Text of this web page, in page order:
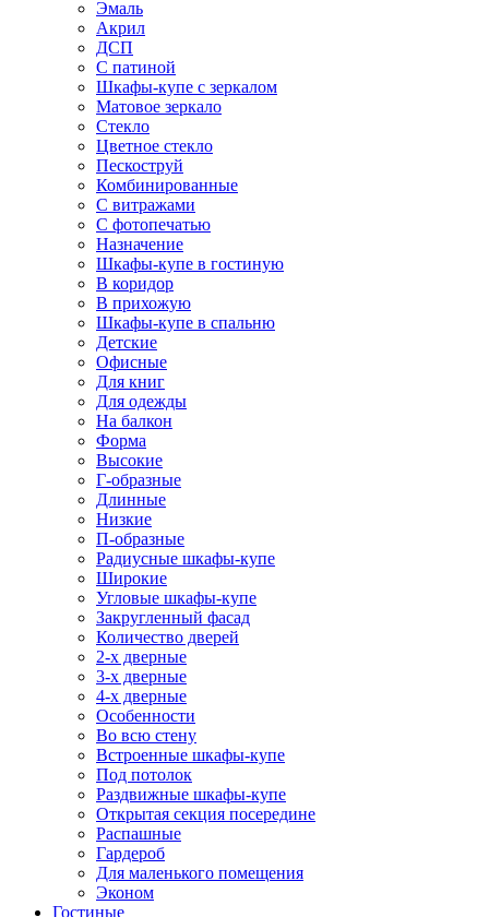
Эмаль
Акрил
ДСП
С патиной
Шкафы-купе с зеркалом
Матовое зеркало
Стекло
Цветное стекло
Пескоструй
Комбинированные
С витражами
С фотопечатью
Назначение
Шкафы-купе в гостиную
В коридор
В прихожую
Шкафы-купе в спальню
Детские
Офисные
Для книг
Для одежды
На балкон
Форма
Высокие
Г-образные
Длинные
Низкие
П-образные
Радиусные шкафы-купе
Широкие
Угловые шкафы-купе
Закругленный фасад
Количество дверей
2-х дверные
3-х дверные
4-х дверные
Особенности
Во всю стену
Встроенные шкафы-купе
Под потолок
Раздвижные шкафы-купе
Открытая секция посередине
Распашные
Гардероб
Для маленького помещения
Эконом
Гостиные